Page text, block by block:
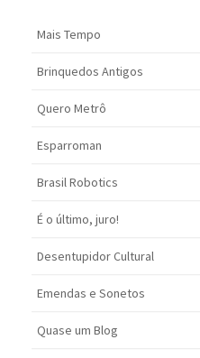
Mais Tempo
Brinquedos Antigos
Quero Metrô
Esparroman
Brasil Robotics
É o último, juro!
Desentupidor Cultural
Emendas e Sonetos
Quase um Blog